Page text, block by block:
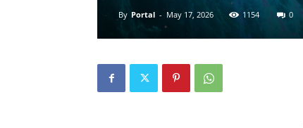
By Portal - May 17, 2026 1154 0